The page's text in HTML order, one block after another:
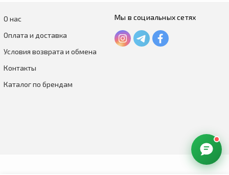
О нас
Оплата и доставка
Условия возврата и обмена
Контакты
Каталог по брендам
Мы в социальных сетях